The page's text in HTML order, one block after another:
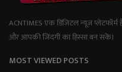
ACNTIMES एक डिजिटल न्यूज प्लेटफॉर्म
और आपकी जिंदगी का हिस्सा बन सकें।
MOST VIEWED POSTS